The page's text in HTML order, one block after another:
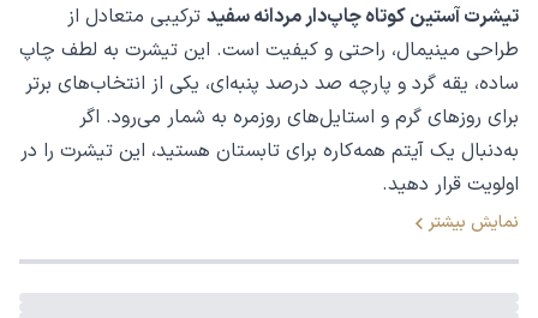
تیشرت آستین کوتاه چاپ‌دار مردانه سفید ترکیبی متعادل از
طراحی مینیمال، راحتی و کیفیت است. این تیشرت به لطف چاپ
ساده، یقه گرد و پارچه صد درصد پنبه‌ای، یکی از انتخاب‌های برتر
برای روزهای گرم و استایل‌های روزمره به شمار می‌رود. اگر
به‌دنبال یک آیتم همه‌کاره برای تابستان هستید، این تیشرت را در
اولویت قرار دهید.
نمایش بیشتر